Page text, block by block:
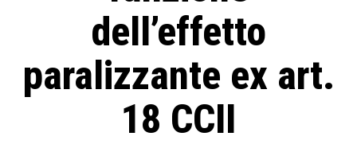
dell’effetto
paralizzante ex art.
18 CCII